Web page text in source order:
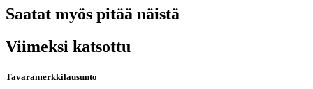
Saatat myös pitää näistä
Viimeksi katsottu
Tavaramerkkilausunto